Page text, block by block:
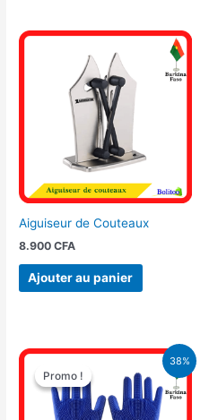
Aiguiseur de Couteaux
8.900CFA
Ajouter au panier
38%
Promo !
Promo !
Le
prix
initial
était :
12.000 CFA.
Le
actuel
est :
7.500 CFA.